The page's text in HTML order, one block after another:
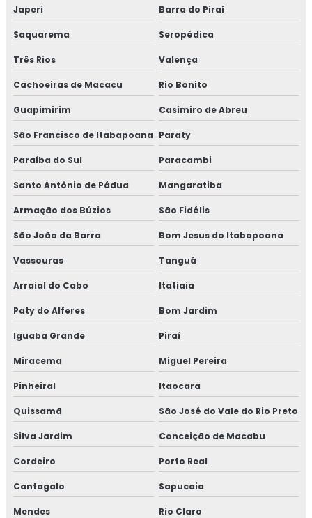
INDUSTRIAL
TREINAMENTO NR13 VASO DE PRESSÃO
TREINAMENTO NR13 CALDEIRA
TREINAMENTO NR13 TUBULAÇÃO
TREINAMENTO NR13 TANQUE METÁLICO
TREINAMENTO NR10
TREINAMENTO NR10 SEGURANÇA EM
INSTALAÇÕES ELÉTRICAS
TREINAMENTO NR34
TREINAMENTO NR34 ITEM TESTE DE
PRESSURIZADAS
REPAROS EM TUBULAÇÕES
EMPRESA DE REPAROS EM TUBULAÇÕES
SERVIÇOS DE MANUTENÇÃO PREDIAL
EMPRESA DE MANUTENÇÃO PREDIAL
EMPRESA DE MANUTENÇÃO PREDIAL RJ
TREINAMENTO NR10 ONLINE
Japeri Barra do Piraí
Saquarema Seropédica
Três Rios Valença
Cachoeiras de Macacu Rio Bonito
Guapimirim Casimiro de Abreu
São Francisco de Itabapoana Paraty
Paraíba do Sul Paracambi
Santo Antônio de Pádua Mangaratiba
Armação dos Búzios São Fidélis
São João da Barra Bom Jesus do Itabapoana
Vassouras Tanguá
Arraial do Cabo Itatiaia
Paty do Alferes Bom Jardim
Iguaba Grande Piraí
Miracema Miguel Pereira
Pinheiral Itaocara
Quissamã São José do Vale do Rio Preto
Silva Jardim Conceição de Macabu
Cordeiro Porto Real
Cantagalo Sapucaia
Mendes Rio Claro